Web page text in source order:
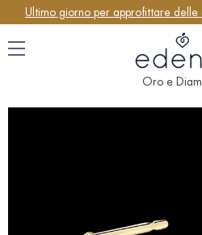
Ultimo giorno per approfittare
Oro e